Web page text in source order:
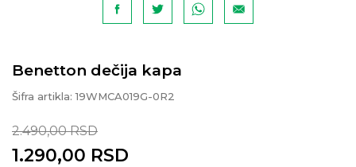
Benetton dečija kapa
Šifra artikla:19WMCA019G-0R2
2.490,00 RSD
1.290,00 RSD